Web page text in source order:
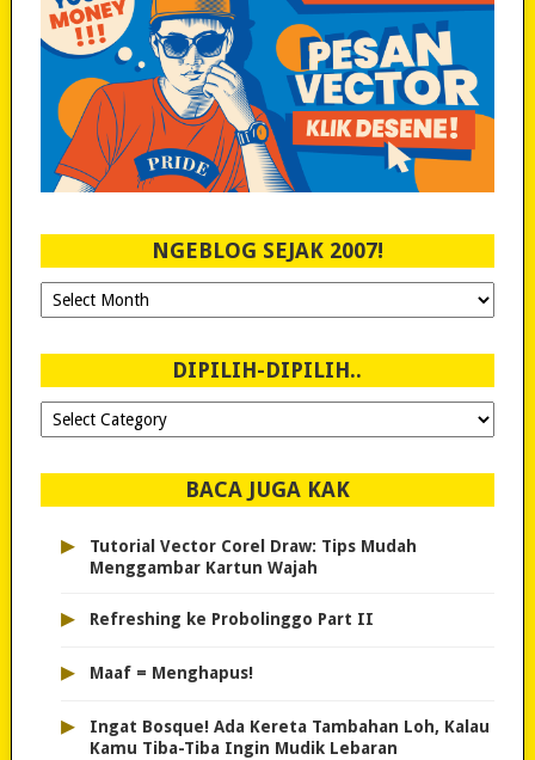
NGEBLOG SEJAK 2007!
Ngeblog
Sejak
DIPILIH-DIPILIH..
Dipilih-
dipilih..
BACA JUGA KAK
▸
Tutorial Vector Corel Draw: Tips Mudah
Menggambar Kartun Wajah
▸ Refreshing ke Probolinggo Part II
▸ Maaf = Menghapus!
▸
Ingat Bosque! Ada Kereta Tambahan Loh, Kalau
Kamu Tiba-Tiba Ingin Mudik Lebaran